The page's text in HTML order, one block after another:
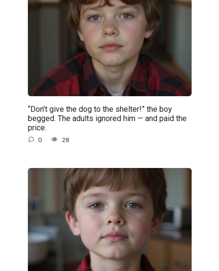
“Don’t give the dog to the shelter!” the boy
begged. The adults ignored him — and paid the
price.
0 28